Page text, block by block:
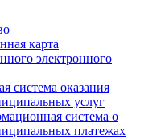
карта
электронного
система оказания
услуг
система о
платежах